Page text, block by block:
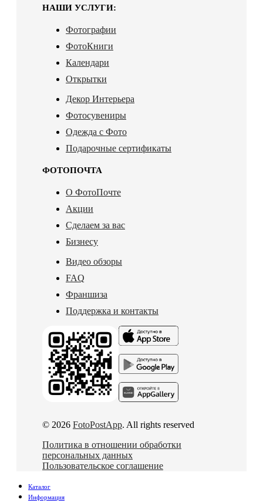
НАШИ УСЛУГИ:
Фотографии
ФотоКниги
Календари
Открытки
Декор Интерьера
Фотосувениры
Одежда с Фото
Подарочные сертификаты
ФОТОПОЧТА
О ФотоПочте
Акции
Сделаем за вас
Бизнесу
Видео обзоры
FAQ
Франшиза
Поддержка и контакты
© 2026 FotoPostApp. All rights reserved
Политика в отношении обработки
персональных данных
Пользовательское соглашение
Каталог
Информация